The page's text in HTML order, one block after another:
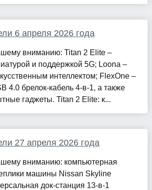
6 апреля 2026 года
вниманию: Titan 2 Elite –
и поддержкой 5G; Loona –
интеллектом; FlexOne –
4.0 брелок-кабель 4-в-1, а также
гаджеты. Titan 2 Elite: к...
27 апреля 2026 года
вниманию: компьютерная
машины Nissan Skyline
док-станция 13-в-1